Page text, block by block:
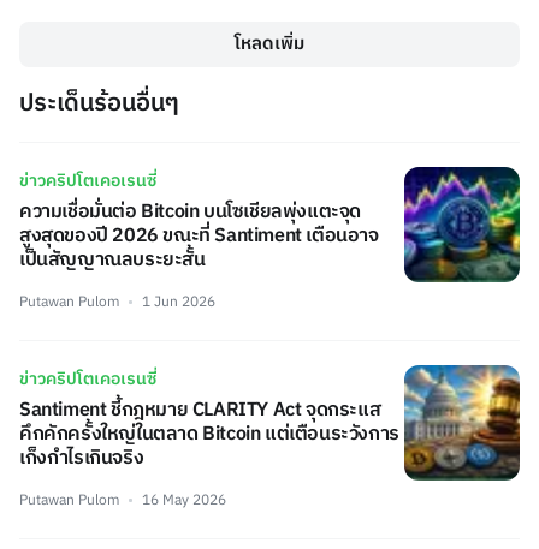
โหลดเพิ่ม
ประเด็นร้อนอื่นๆ
ข่าวคริปโตเคอเรนซี่
ความเชื่อมั่นต่อ Bitcoin บนโซเชียลพุ่งแตะจุด
สูงสุดของปี 2026 ขณะที่ Santiment เตือนอาจ
เป็นสัญญาณลบระยะสั้น
Putawan Pulom 1 Jun 2026
ข่าวคริปโตเคอเรนซี่
Santiment ชี้กฎหมาย CLARITY Act จุดกระแส
คึกคักครั้งใหญ่ในตลาด Bitcoin แต่เตือนระวังการ
เก็งกำไรเกินจริง
Putawan Pulom 16 May 2026